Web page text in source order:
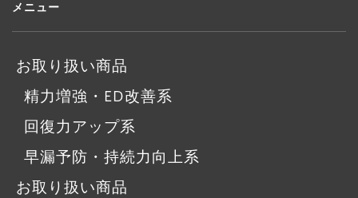
メニュー
お取り扱い商品
精力増強・ED改善系
回復力アップ系
早漏予防・持続力向上系
お取り扱い商品